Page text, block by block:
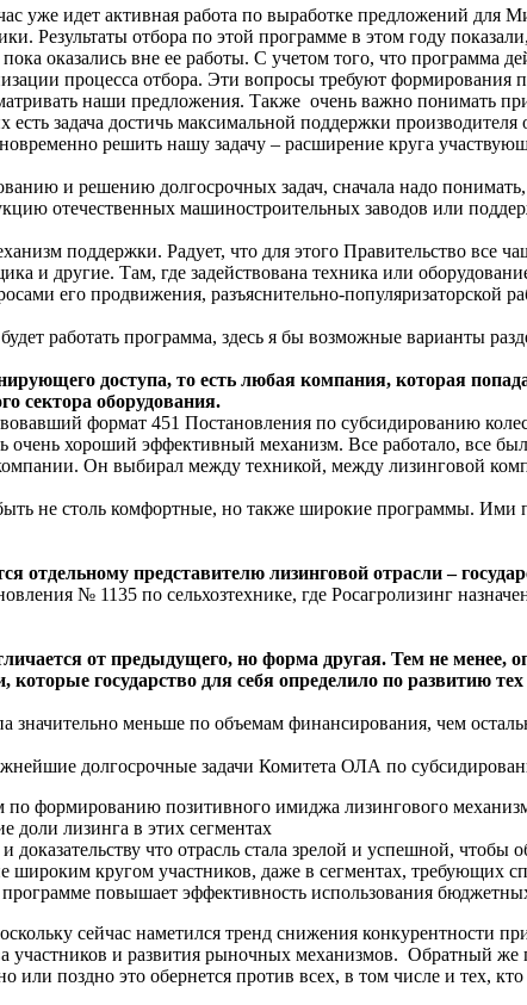
уже идет активная работа по выработке предложений
Результаты отбора по этой программе в этом году
оказались вне ее работы. С учетом того, что программа
процесса отбора. Эти вопросы требуют
наши предложения. Также очень важно понимать
задача достичь максимальной поддержки
решить нашу задачу – расширение круга
и решению долгосрочных задач, сначала надо понимать,
отечественных машиностроительных заводов или
поддержки. Радует, что для этого Правительство все
и другие. Там, где задействована техника или
его продвижения, разъяснительно-
работать программа, здесь я бы возможные варианты
доступа, то есть любая компания, которая
сектора оборудования.
формат 451 Постановления по субсидированию
очень хороший эффективный механизм. Все работало, все
Он выбирал между техникой, между лизинговой
не столь комфортные, но также широкие программы.
отдельному представителю лизинговой отрасли –
№ 1135 по сельхозтехнике, где Росагролизинг
от предыдущего, но форма другая. Тем не менее,
которые государство для себя определило по развитию
меньше по объемам финансирования, чем
долгосрочные задачи Комитета ОЛА по
по формированию позитивного имиджа лизингового
доли лизинга в этих сегментах
доказательству что отрасль стала зрелой и успешной,
широким кругом участников, даже в сегментах, требующих
повышает эффективность использования
сейчас наметился тренд снижения конкурентности
участников и развития рыночных механизмов. Обратный же
или поздно это обернется против всех, в том числе и тех,